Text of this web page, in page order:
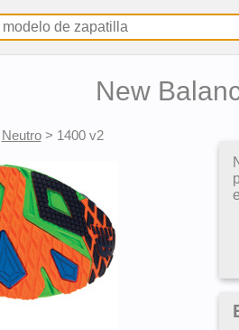
New
Neutro> 1400 v2